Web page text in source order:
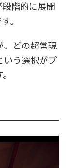
階的に展開
。
、どの超常現
いう選択がプ